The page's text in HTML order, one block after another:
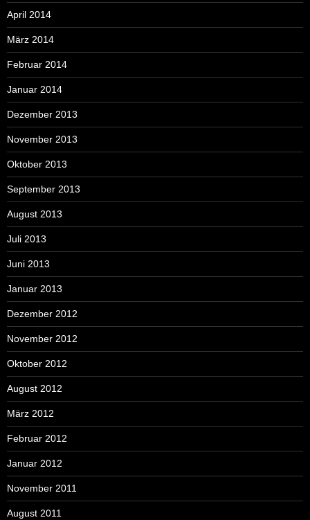
April 2014
März 2014
Februar 2014
Januar 2014
Dezember 2013
November 2013
Oktober 2013
September 2013
August 2013
Juli 2013
Juni 2013
Januar 2013
Dezember 2012
November 2012
Oktober 2012
August 2012
März 2012
Februar 2012
Januar 2012
November 2011
August 2011